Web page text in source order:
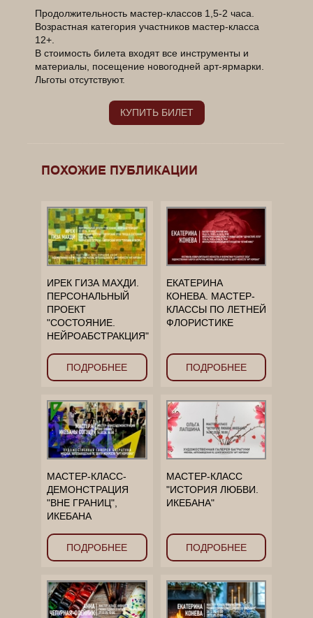
Продолжительность мастер-классов 1,5-2 часа.
Возрастная категория участников мастер-класса
12+.
В стоимость билета входят все инструменты и
материалы, посещение новогодней арт-ярмарки.
Льготы отсутствуют.
КУПИТЬ БИЛЕТ
______________________________________________
____________
ПОХОЖИЕ ПУБЛИКАЦИИ
ИРЕК ГИЗА МАХДИ.
ПЕРСОНАЛЬНЫЙ
ПРОЕКТ
"СОСТОЯНИЕ.
НЕЙРОАБСТРАКЦИЯ"
ПОДРОБНЕЕ
ЕКАТЕРИНА
КОНЕВА. МАСТЕР-
КЛАССЫ ПО ЛЕТНЕЙ
ФЛОРИСТИКЕ
ПОДРОБНЕЕ
МАСТЕР-КЛАСС-
ДЕМОНСТРАЦИЯ
"ВНЕ ГРАНИЦ",
ИКЕБАНА
ПОДРОБНЕЕ
МАСТЕР-КЛАСС
"ИСТОРИЯ ЛЮБВИ.
ИКЕБАНА"
ПОДРОБНЕЕ